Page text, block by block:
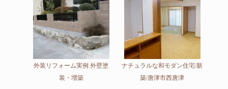
外装リフォーム実例 外壁塗
装・増築
ナチュラルな和モダン住宅/新
築/唐津市西唐津